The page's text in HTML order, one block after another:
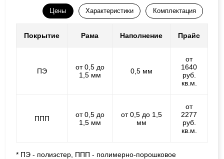
Цены Характеристики Комплектация
Покрытие Рама Наполнение Прайс
ПЭ
от 0,5 до
1,5 мм
0,5 мм
от
1640
руб.
кв.м.
ППП
от 0,5 до
1,5 мм
от 0,5 до 1,5
мм
от
2277
руб.
кв.м.
* ПЭ - полиэстер, ППП - полимерно-порошковое